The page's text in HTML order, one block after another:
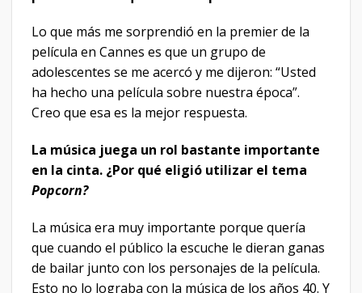
Lo que más me sorprendió en la premier de la
película en Cannes es que un grupo de
adolescentes se me acercó y me dijeron: “Usted
ha hecho una película sobre nuestra época”.
Creo que esa es la mejor respuesta.
La música juega un rol bastante importante
en la cinta. ¿Por qué eligió utilizar el tema
Popcorn?
La música era muy importante porque quería
que cuando el público la escuche le dieran ganas
de bailar junto con los personajes de la película.
Esto no lo lograba con la música de los años 40. Y